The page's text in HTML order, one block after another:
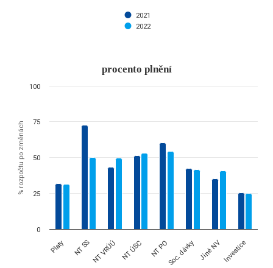
2021
2022
procento plnění
The chart has 1 Y axis displaying % rozpočtu po změnách. Data
% rozpočtu po změnách
procento plnění
Platy NT SSNT VRÚÚ NT ÚSC NT POSoc. dávky Jiné NVInvestice
0
25
50
75
100